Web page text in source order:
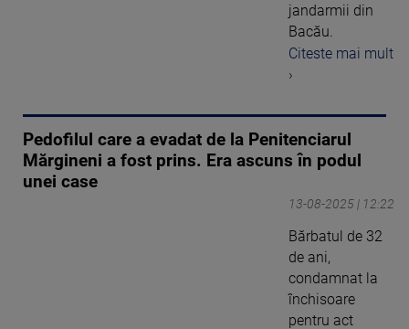
jandarmii din
Bacău.
Citeste mai mult
›
Pedofilul care a evadat de la Penitenciarul
Mărgineni a fost prins. Era ascuns în podul
unei case
13-08-2025 | 12:22
Bărbatul de 32
de ani,
condamnat la
închisoare
pentru act